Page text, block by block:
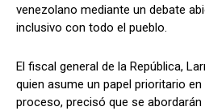
venezolano mediante un debate
inclusivo con todo el pueblo.
El fiscal general de la República,
quien asume un papel prioritario
proceso, precisó que se